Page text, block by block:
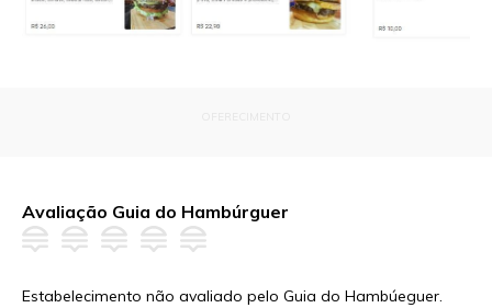
Avaliação Guia do Hambúrguer
Estabelecimento não avaliado pelo Guia do Hambúeguer.